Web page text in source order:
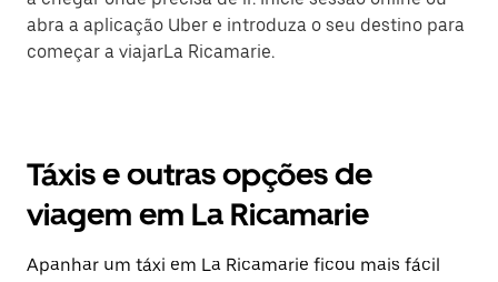
abra a aplicação Uber e introduza o seu destino para
começar a viajarLa Ricamarie.
Táxis e outras opções de
viagem em La Ricamarie
Apanhar um táxi em La Ricamarie ficou mais fácil